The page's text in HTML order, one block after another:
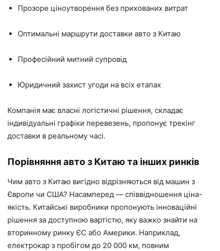
Прозоре ціноутворення без прихованих витрат
Оптимальні маршрути доставки авто з Китаю
Професійний митний супровід
Юридичний захист угоди на всіх етапах
Компанія має власні логістичні рішення, складає
індивідуальні графіки перевезень, пропонує трекінг
доставки в реальному часі.
Порівняння авто з Китаю та інших ринків
Чим авто з Китаю вигідно відрізняються від машин з
Європи чи США? Насамперед — співвідношення ціна-
якість. Китайські виробники пропонують інноваційні
рішення за доступною вартістю, яку важко знайти на
вторинному ринку ЄС або Америки. Наприклад,
електрокар з пробігом до 20 000 км, повним